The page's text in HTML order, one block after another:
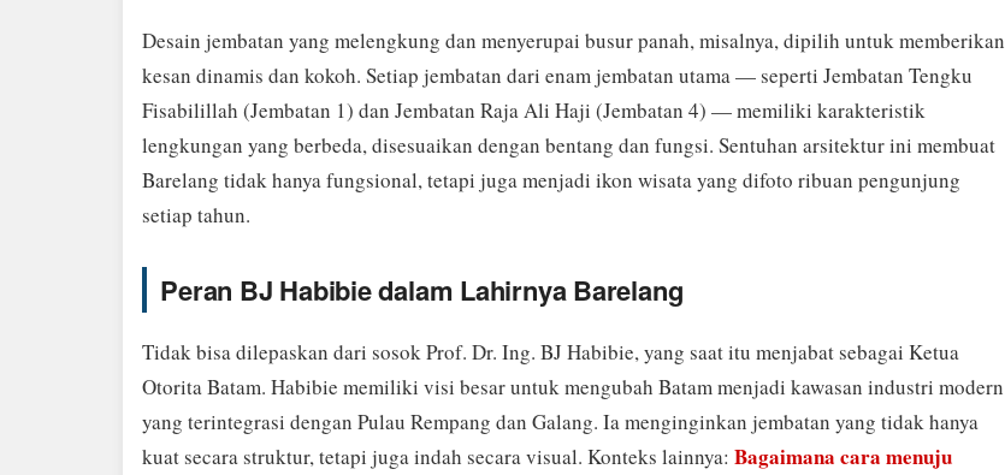
Desain jembatan yang melengkung dan menyerupai busur panah, misalnya, dipilih untuk memberikan
kesan dinamis dan kokoh. Setiap jembatan dari enam jembatan utama — seperti Jembatan Tengku
Fisabilillah (Jembatan 1) dan Jembatan Raja Ali Haji (Jembatan 4) — memiliki karakteristik
lengkungan yang berbeda, disesuaikan dengan bentang dan fungsi. Sentuhan arsitektur ini membuat
Barelang tidak hanya fungsional, tetapi juga menjadi ikon wisata yang difoto ribuan pengunjung
setiap tahun.
Peran BJ Habibie dalam Lahirnya Barelang
Tidak bisa dilepaskan dari sosok Prof. Dr. Ing. BJ Habibie, yang saat itu menjabat sebagai Ketua
Otorita Batam. Habibie memiliki visi besar untuk mengubah Batam menjadi kawasan industri modern
yang terintegrasi dengan Pulau Rempang dan Galang. Ia menginginkan jembatan yang tidak hanya
kuat secara struktur, tetapi juga indah secara visual. Konteks lainnya: Bagaimana cara menuju